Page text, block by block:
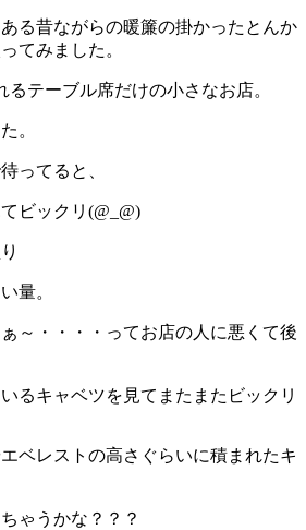
る昔ながらの暖簾の掛かったとんか
てみました。
るテーブル席だけの小さなお店。
。
ってると、
ビックリ(@_@)
量。
～・・・・ってお店の人に悪くて後
るキャベツを見てまたまたビックリ
ベレストの高さぐらいに積まれたキ
ゃうかな？？？